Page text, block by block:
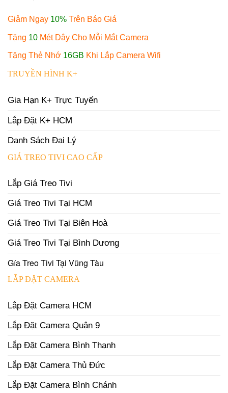
Giảm Ngay 10% Trên Báo Giá
Tặng 10 Mét Dây Cho Mỗi Mắt Camera
Tặng Thẻ Nhớ 16GB Khi Lắp Camera Wifi
TRUYỀN HÌNH K+
Gia Hạn K+ Trực Tuyến
Lắp Đặt K+ HCM
Danh Sách Đại Lý
GIÁ TREO TIVI CAO CẤP
Lắp Giá Treo Tivi
Giá Treo Tivi Tại HCM
Giá Treo Tivi Tại Biên Hoà
Giá Treo Tivi Tại Bình Dương
Gía Treo Tivi Tại Vũng Tàu
LẮP ĐẶT CAMERA
Lắp Đặt Camera HCM
Lắp Đặt Camera Quận 9
Lắp Đặt Camera Bình Thạnh
Lắp Đặt Camera Thủ Đức
Lắp Đặt Camera Bình Chánh